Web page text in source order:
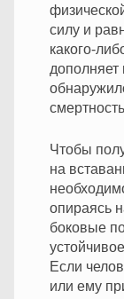
силу и
какого-
дополняет
Чтобы
на
опираясь
боковые
Если
или ему